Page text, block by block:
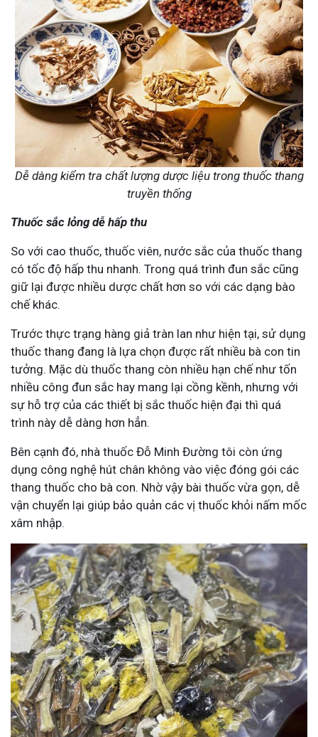
Dễ dàng kiểm tra chất lượng dược liệu trong thuốc thang
truyền thống
Thuốc sắc lỏng dễ hấp thu
So với cao thuốc, thuốc viên, nước sắc của thuốc thang
có tốc độ hấp thu nhanh. Trong quá trình đun sắc cũng
giữ lại được nhiều dược chất hơn so với các dạng bào
chế khác.
Trước thực trạng hàng giả tràn lan như hiện tại, sử dụng
thuốc thang đang là lựa chọn được rất nhiều bà con tin
tưởng. Mặc dù thuốc thang còn nhiều hạn chế như tốn
nhiều công đun sắc hay mang lại cồng kềnh, nhưng với
sự hỗ trợ của các thiết bị sắc thuốc hiện đại thì quá
trình này dễ dàng hơn hẳn.
Bên cạnh đó, nhà thuốc Đỗ Minh Đường tôi còn ứng
dụng công nghệ hút chân không vào việc đóng gói các
thang thuốc cho bà con. Nhờ vậy bài thuốc vừa gọn, dễ
vận chuyển lại giúp bảo quản các vị thuốc khỏi nấm mốc
xâm nhập.